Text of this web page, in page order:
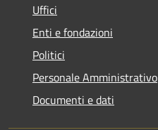
Uffici
Enti e fondazioni
Politici
Personale Amministrativo
Documenti e dati